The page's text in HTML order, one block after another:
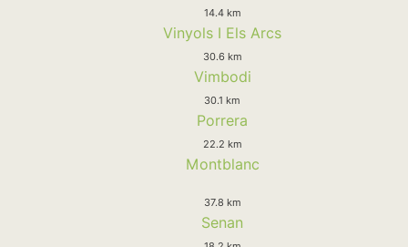
14.4 km
Vinyols I Els Arcs
30.6 km
Vimbodi
30.1 km
Porrera
22.2 km
Montblanc
37.8 km
Senan